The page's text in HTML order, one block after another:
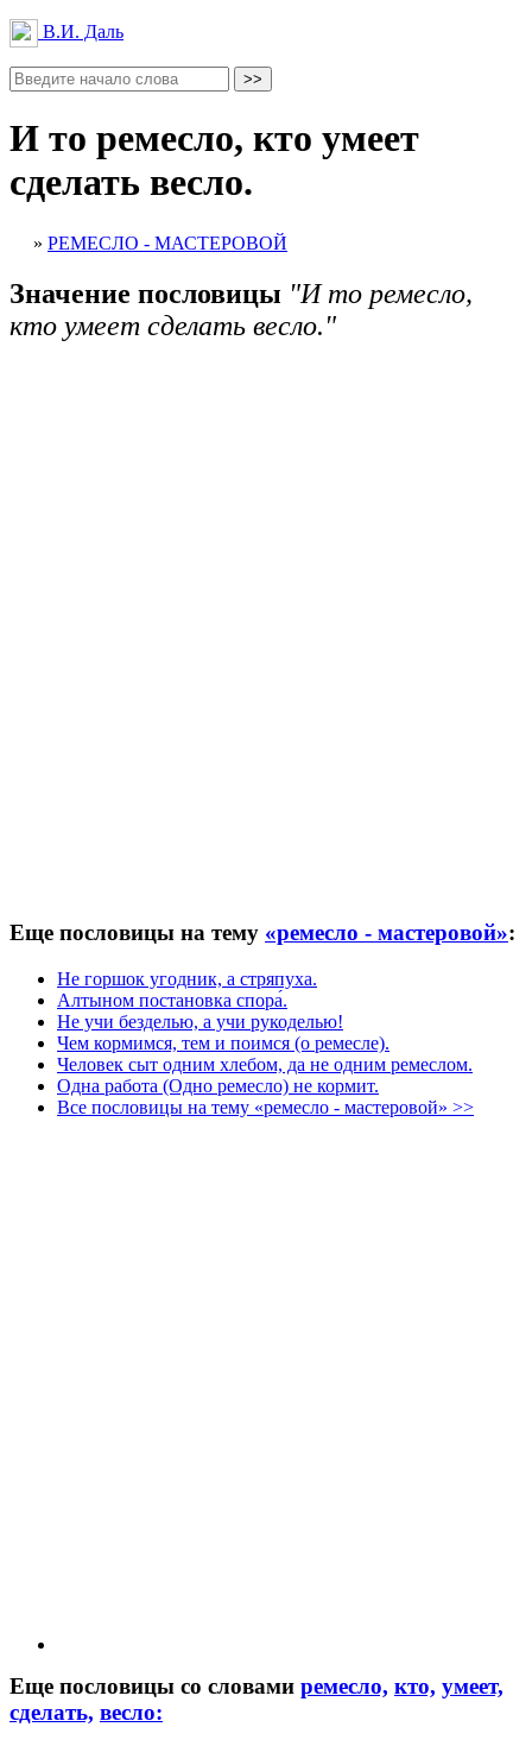
В.И. Даль
И то ремесло, кто умеет
сделать весло.
» РЕМЕСЛО - МАСТЕРОВОЙ
Значение пословицы "И то ремесло,
кто умеет сделать весло."
Еще пословицы на тему «ремесло - мастеровой»:
Не горшок угодник, а стряпуха.
Алтыном постановка спора́.
Не учи безделью, а учи рукоделью!
Чем кормимся, тем и поимся (о ремесле).
Человек сыт одним хлебом, да не одним ремеслом.
Одна работа (Одно ремесло) не кормит.
Все пословицы на тему «ремесло - мастеровой» >>
Еще пословицы со словами ремесло, кто, умеет,
сделать, весло: